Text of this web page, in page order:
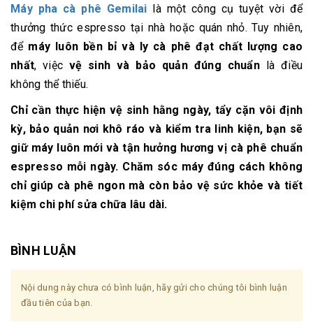
Máy pha cà phê Gemilai là một công cụ tuyệt vời để
thưởng thức espresso tại nhà hoặc quán nhỏ. Tuy nhiên,
để máy luôn bền bỉ và ly cà phê đạt chất lượng cao
nhất, việc vệ sinh và bảo quản đúng chuẩnlà điều
không thể thiếu.
Chỉ cần thực hiện vệ sinh hằng ngày, tẩy cặn vôi định
kỳ, bảo quản nơi khô ráo và kiểm tra linh kiện, bạn sẽ
giữ máy luôn mới và tận hưởng hương vị cà phê chuẩn
espresso mỗi ngày. Chăm sóc máy đúng cách không
chỉ giúp cà phê ngon mà còn bảo vệ sức khỏe và tiết
kiệm chi phí sửa chữa lâu dài.
BÌNH LUẬN
Nội dung này chưa có bình luận, hãy gửi cho chúng tôi bình luận
đầu tiên của bạn.